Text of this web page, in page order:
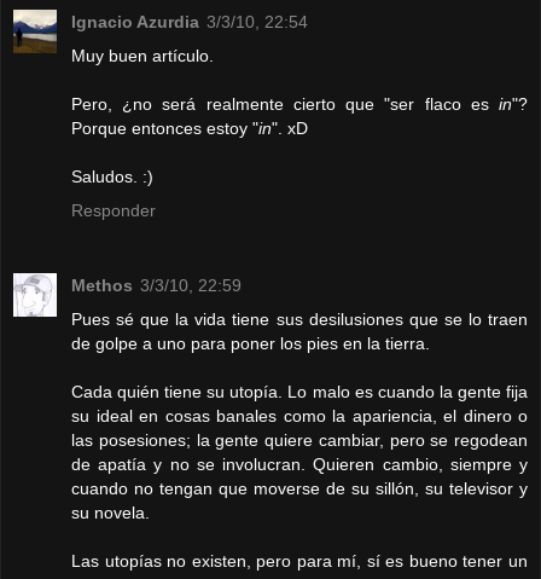
Ignacio Azurdia 3/3/10, 22:54
Muy buen artículo.
Pero, ¿no será realmente cierto que "ser flaco es in"?
Porque entonces estoy "in". xD
Saludos. :)
Responder
Methos 3/3/10, 22:59
Pues sé que la vida tiene sus desilusiones que se lo traen
de golpe a uno para poner los pies en la tierra.
Cada quién tiene su utopía. Lo malo es cuando la gente fija
su ideal en cosas banales como la apariencia, el dinero o
las posesiones; la gente quiere cambiar, pero se regodean
de apatía y no se involucran. Quieren cambio, siempre y
cuando no tengan que moverse de su sillón, su televisor y
su novela.
Las utopías no existen, pero para mí, sí es bueno tener un